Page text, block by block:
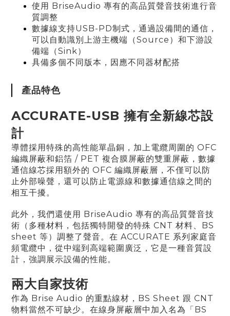
使用 BriseAudio 專有的高品質聲音技術進行音
質調整
數據線支持USB-PD制式，通過設備間的通信，
可以自動識別上游主機端（Source）和下游設
備端（Sink）
具備多個不同版本，因應不同器材配搭
產品特色
ACCURATE-USB 擁有全新線芯設
計
導體採用特殊的高性能單晶銅，加上電纜周圍的 OFC
編織屏蔽和鋁箔 / PET 複合膜屏蔽的雙重屏蔽，數據
通信線芯採用額外的 OFC 編織屏蔽層，不僅可以防
止外部噪聲，還可以防止電源線和數據通信線之間的
相互干擾。
此外，我們還使用 BriseAudio 專有的高品質聲音技
術（多種材料，包括獨特開發的特殊 CNT 材料、BS
sheet 等）調整了聲音。在 ACCURATE 系列家庭音
頻電纜中，從中端到高端範圍廣泛，它是一種音質設
計，強調展示設備的性能。
兩大自家技術
作為 Brise Audio 的重點線材，BS Sheet 跟 CNT
物料當然不可缺少。在線身屏蔽層中加入名為「BS